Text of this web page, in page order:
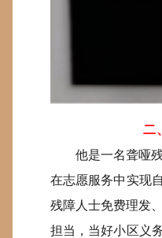
二
他是一名聋哑
在志愿服务中实现
残障人士免费理发
担当，当好小区义